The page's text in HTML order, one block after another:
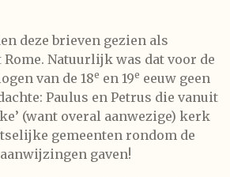
deze brieven gezien als
Natuurlijk was dat voor de
van de 18e en 19e eeuw geen
Paulus en Petrus die vanuit
(want overal aanwezige) kerk
gemeenten rondom de
gaven!